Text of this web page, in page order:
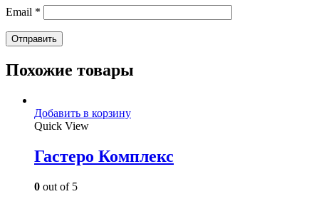
Email *
Похожие товары
Добавить в корзину
Quick View
Гастеро Комплекс
0 out of 5